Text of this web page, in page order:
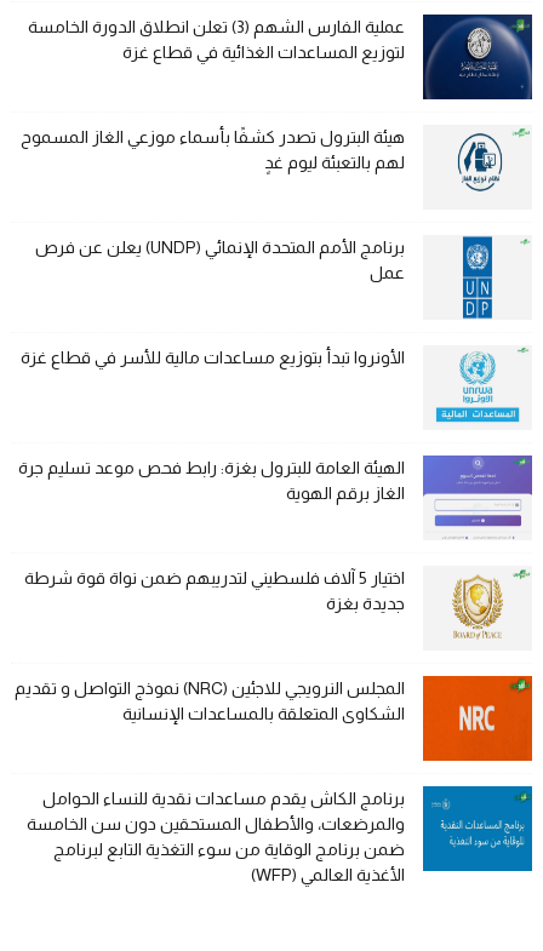
عملية الفارس الشهم (3) تعلن انطلاق الدورة الخامسة
لتوزيع المساعدات الغذائية في قطاع غزة
هيئة البترول تصدر كشفًا بأسماء موزعي الغاز المسموح
لهم بالتعبئة ليوم غدٍ
برنامج الأمم المتحدة الإنمائي (UNDP) يعلن عن فرص
عمل
الأونروا تبدأ بتوزيع مساعدات مالية للأسر في قطاع غزة
الهيئة العامة للبترول بغزة: رابط فحص موعد تسليم جرة
الغاز برقم الهوية
اختيار 5 آلاف فلسطيني لتدريبهم ضمن نواة قوة شرطة
جديدة بغزة
المجلس النرويجي للاجئين (NRC) نموذج التواصل و تقديم
الشكاوى المتعلقة بالمساعدات الإنسانية
برنامج الكاش يقدم مساعدات نقدية للنساء الحوامل
والمرضعات، والأطفال المستحقين دون سن الخامسة
ضمن برنامج الوقاية من سوء التغذية التابع لبرنامج
الأغذية العالمي (WFP)